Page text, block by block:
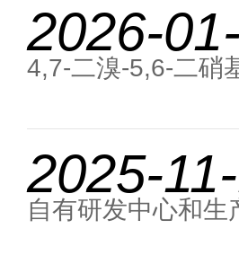
2026-
4,7-二溴-5,6-二硝
2025-
自有研发中心和生